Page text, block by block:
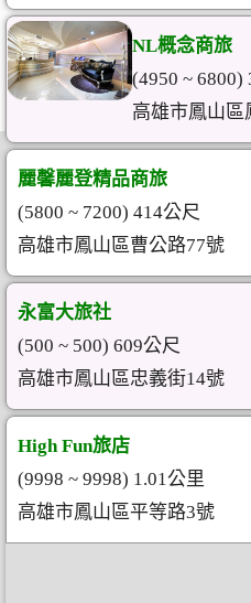
NL概念商旅
(4950 ~ 6800)
高雄市鳳山區
麗馨麗登精品商旅
(5800 ~ 7200) 414公尺
高雄市鳳山區曹公路77號
永富大旅社
(500 ~ 500) 609公尺
高雄市鳳山區忠義街14號
High Fun旅店
(9998 ~ 9998) 1.01公里
高雄市鳳山區平等路3號